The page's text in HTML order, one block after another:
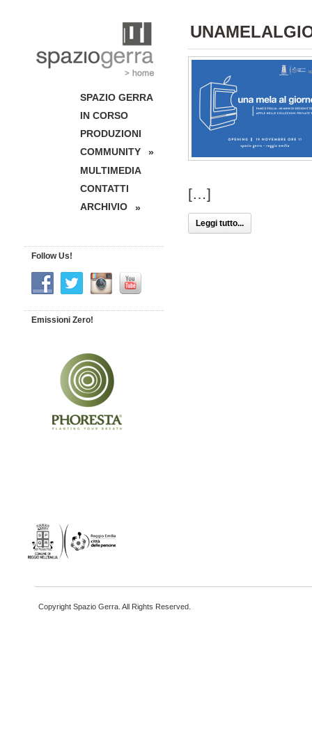
[…]
Leggi tutto...
SPAZIO GERRA
IN CORSO
PRODUZIONI
COMMUNITY
»
MULTIMEDIA
CONTATTI
ARCHIVIO
»
Follow Us!
Emissioni Zero!
Copyright Spazio Gerra. All Rights Reserved.